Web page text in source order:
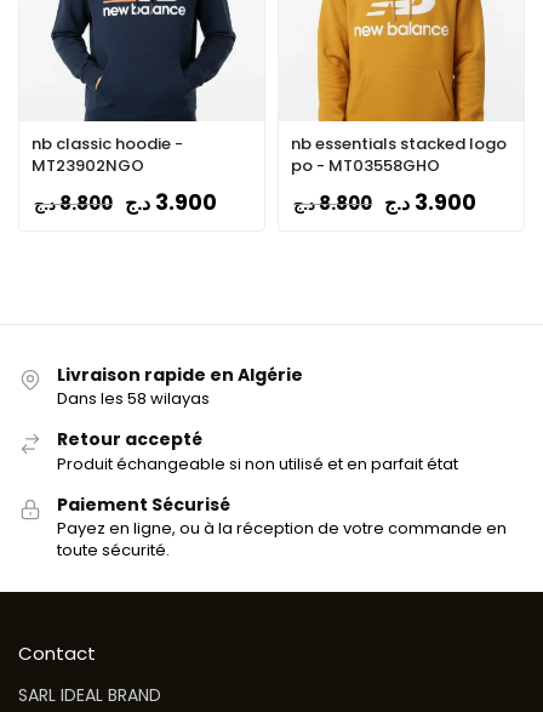
nb classic hoodie -
MT23902NGO
8.800د.ج 3.900 د.ج
nb essentials stacked logo
po - MT03558GHO
8.800د.ج 3.900 د.ج
Livraison rapide en Algérie
Dans les 58 wilayas
Retour accepté
Produit échangeable si non utilisé et en parfait état
Paiement Sécurisé
Payez en ligne, ou à la réception de votre commande en
toute sécurité.
Contact
SARL IDEAL BRAND